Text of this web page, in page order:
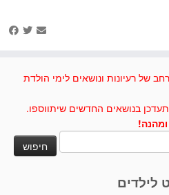
של רעיונות ונושאים לימי הולדת
בנושאים החדשים שיתווספו.
לילדים